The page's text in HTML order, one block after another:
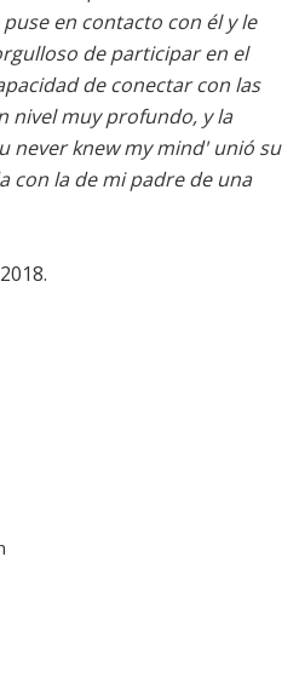
en contacto con él y le
de participar en el
de conectar con las
nivel muy profundo, y la
never knew my mind' unió su
con la de mi padre de una